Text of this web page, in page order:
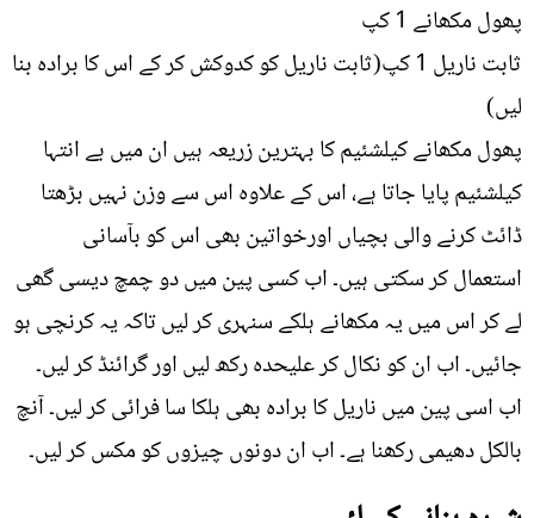
پھول مکھانے 1 کپ
ثابت ناریل 1 کپ(ثابت ناریل کو کدوکش کر کے اس کا برادہ بنا
لیں)
پھول مکھانے کیلشئیم کا بہترین زریعہ ہیں ان میں بے انتہا
کیلشئیم پایا جاتا ہے، اس کے علاوہ اس سے وزن نہیں بڑھتا
ڈائٹ کرنے والی بچیاں اورخواتین بھی اس کو بآسانی
استعمال کر سکتی ہیں۔ اب کسی پین میں دو چمچ دیسی گھی
لے کر اس میں یہ مکھانے ہلکے سنہری کر لیں تاکہ یہ کرنچی ہو
جائیں۔ اب ان کو نکال کر علیحدہ رکھ لیں اور گرائنڈ کر لیں۔
اب اسی پین میں ناریل کا برادہ بھی ہلکا سا فرائی کر لیں۔ آنچ
بالکل دھیمی رکھنا ہے۔ اب ان دونوں چیزوں کو مکس کر لیں۔